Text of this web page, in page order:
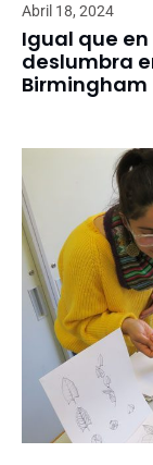
Abril 18, 2024
Igual que
deslumbra
Birmingham